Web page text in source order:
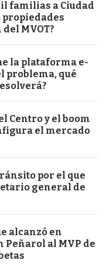
familias a Ciudad
propiedades
MVOT?
la plataforma e-
problema, qué
Centro y el boom
el mercado
por el que
general de
alcanzó en
Peñarol al MVP de